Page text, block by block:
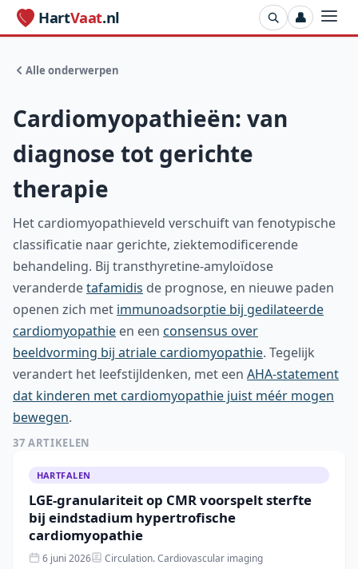
HartVaat.nl 👤
Alle onderwerpen
Cardiomyopathieën: van
diagnose tot gerichte
therapie
Het cardiomyopathieveld verschuift van fenotypische
classificatie naar gerichte, ziektemodificerende
behandeling. Bij transthyretine-amyloïdose
veranderdetafamidis de prognose, en nieuwe paden
openen zich met immunoadsorptie bij gedilateerde
cardiomyopathie en een consensus over
beeldvorming bij atriale cardiomyopathie. Tegelijk
verandert het leefstijldenken, met een AHA-statement
dat kinderen met cardiomyopathie juist méér mogen
bewegen.
37 ARTIKELEN
HARTFALEN
LGE-granulariteit op CMR voorspelt sterfte
bij eindstadium hypertrofische
cardiomyopathie
6 juni 2026 Circulation. Cardiovascular imaging